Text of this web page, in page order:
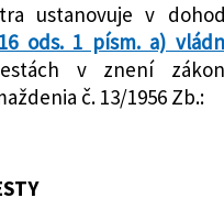
vnútra
Cestná doprava
57/1960
ustanovuje v
ods. 1 písm. a)
v znení
č. 13/1956 Zb.: